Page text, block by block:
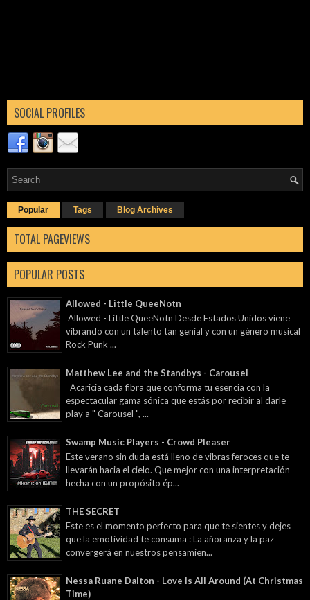
SOCIAL PROFILES
Popular Tags Blog Archives
TOTAL PAGEVIEWS
POPULAR POSTS
Allowed - Little QueeNotn
Allowed - Little QueeNotn Desde Estados Unidos viene
vibrando con un talento tan genial y con un género musical
Rock Punk ...
Matthew Lee and the Standbys - Carousel
Acaricia cada fibra que conforma tu esencia con la
espectacular gama sónica que estás por recibir al darle
play a " Carousel ", ...
Swamp Music Players - Crowd Pleaser
Este verano sin duda está lleno de vibras feroces que te
llevarán hacia el cielo. Que mejor con una interpretación
hecha con un propósito ép...
THE SECRET
Este es el momento perfecto para que te sientes y dejes
que la emotividad te consuma : La añoranza y la paz
convergerá en nuestros pensamien...
Nessa Ruane Dalton - Love Is All Around (At Christmas
Time)